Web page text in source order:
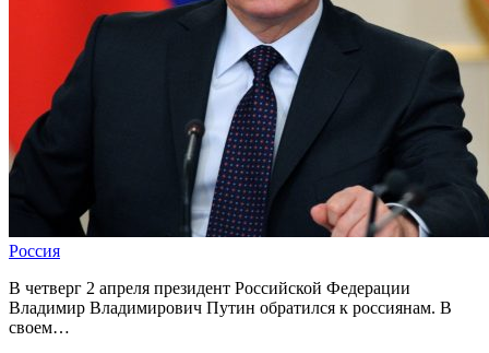
Россия
В четверг 2 апреля президент Российской Федерации
Владимир Владимирович Путин обратился к россиянам. В
своем…